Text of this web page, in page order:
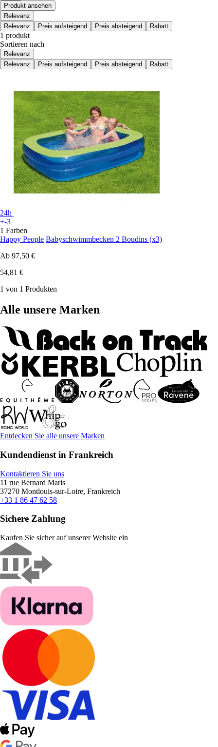
Produkt ansehen
Relevanz
Relevanz
Preis aufsteigend Preis absteigend Rabatt
1 produkt
Sortieren nach
Relevanz
Relevanz
Preis aufsteigend Preis absteigend Rabatt
24h
+-3
1 Farben
Happy People Babyschwimmbecken 2 Boudins (x3)
Ab 97,50 €
54,81 €
1 von 1 Produkten
Alle unsere Marken
Entdecken Sie alle unsere Marken
Kundendienst in Frankreich
Kontaktieren Sie uns
11 rue Bernard Maris
37270 Montlouis-sur-Loire, Frankreich
+33 1 86 47 62 58
Sichere Zahlung
Kaufen Sie sicher auf unserer Website ein